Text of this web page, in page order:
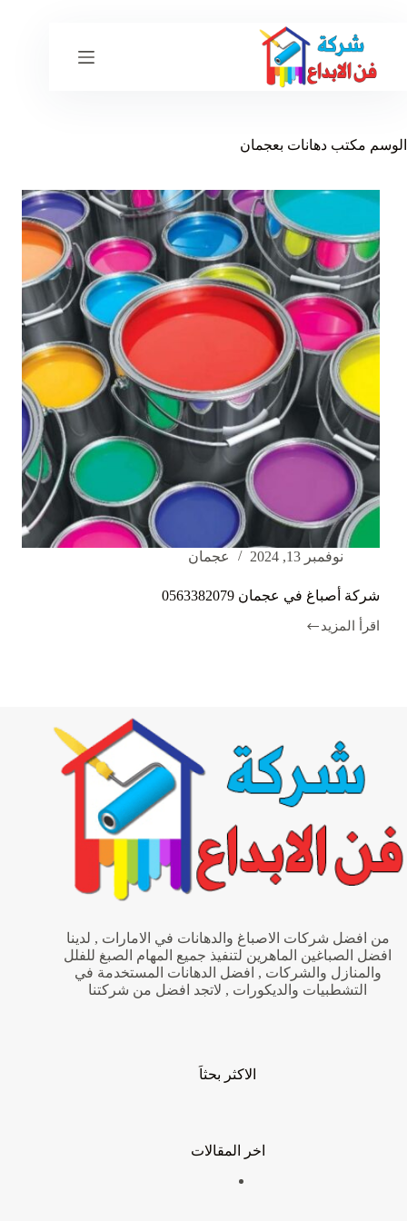
المحتوى
الوسم مكتب دهانات بعجمان
نوفمبر 13, 2024 عجمان
شركة أصباغ في عجمان 0563382079
اقرأ المزيد
شركة
من افضل شركات الاصباغ والدهانات في الامارات , لدينا
افضل الصباغين الماهرين لتنفيذ جميع المهام الصبغ للفلل
والمنازل والشركات , افضل الدهانات المستخدمة في
التشطبيات والديكورات , لاتجد افضل من شركتنا
الاكثر بحثاَ
اخر المقالات